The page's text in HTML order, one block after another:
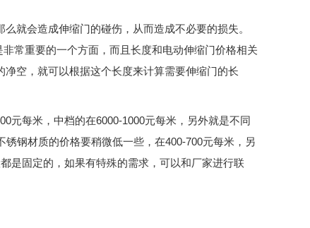
就会造成伸缩门的碰伤，从而造成不必要的损失。
常重要的一个方面，而且长度和电动伸缩门价格相关
空，就可以根据这个长度来计算需要伸缩门的长
元每米，中档的在6000-1000元每米，另外就是不同
钢材质的价格要稍微低一些，在400-700元每米，另
是固定的，如果有特殊的需求，可以和厂家进行联